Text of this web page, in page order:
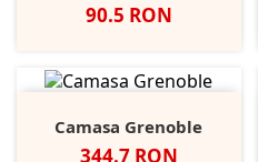
Pret
90.5 RON
Camasa Grenoble
Pret
344.7 RON